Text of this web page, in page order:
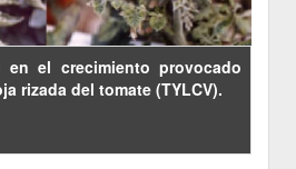
en el crecimiento provocado
rizada del tomate (TYLCV).